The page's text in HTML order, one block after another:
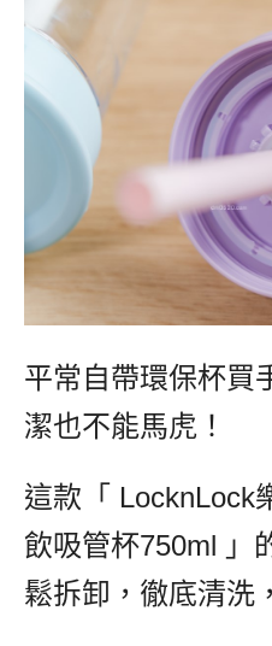
平常自帶環保杯買
潔也不能馬虎！
這款「 LocknLock
飲吸管杯750ml 」
鬆拆卸，徹底清洗，